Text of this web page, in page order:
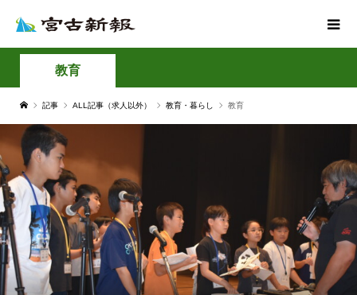
教育
記事 ALL記事（求人以外） 教育・暮らし 教育